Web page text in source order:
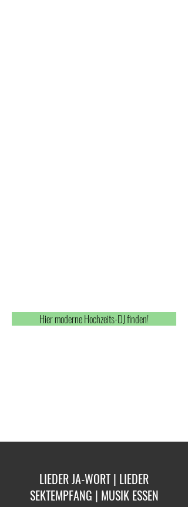
Hier moderne Hochzeits-DJ finden!
LIEDER JA-WORT | LIEDER
SEKTEMPFANG | MUSIK ESSEN